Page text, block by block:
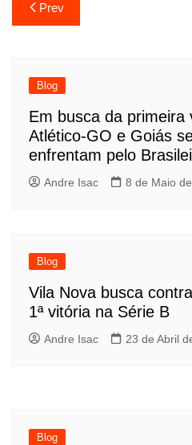
Prev
Blog
Em busca da primeira
Atlético-GO e Goiás
enfrentam pelo
Andre Isac 8 de Maio
Blog
Vila Nova busca
1ª vitória na Série B
Andre Isac 23 de Abril
Blog